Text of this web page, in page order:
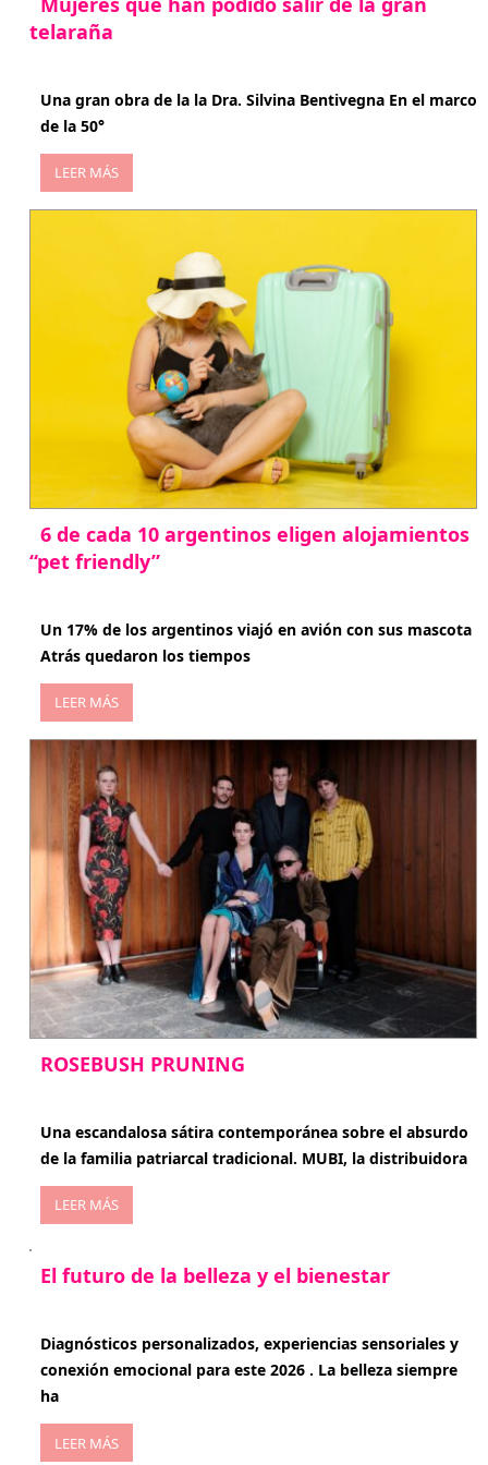
telaraña
Una gran obra de la la Dra. Silvina Bentivegna En el marco
de la 50°
LEER MÁS
6 de cada 10 argentinos eligen alojamientos
“pet friendly”
Un 17% de los argentinos viajó en avión con sus mascota
Atrás quedaron los tiempos
LEER MÁS
ROSEBUSH PRUNING
Una escandalosa sátira contemporánea sobre el absurdo
de la familia patriarcal tradicional. MUBI, la distribuidora
LEER MÁS
El futuro de la belleza y el bienestar
Diagnósticos personalizados, experiencias sensoriales y
conexión emocional para este 2026 . La belleza siempre
ha
LEER MÁS